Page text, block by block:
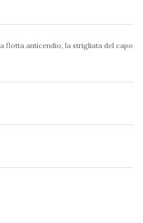
flotta anticendio, la strigliata del capo